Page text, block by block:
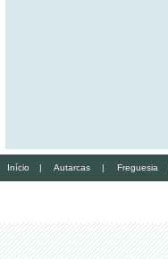
Início | Autarcas | Freguesia